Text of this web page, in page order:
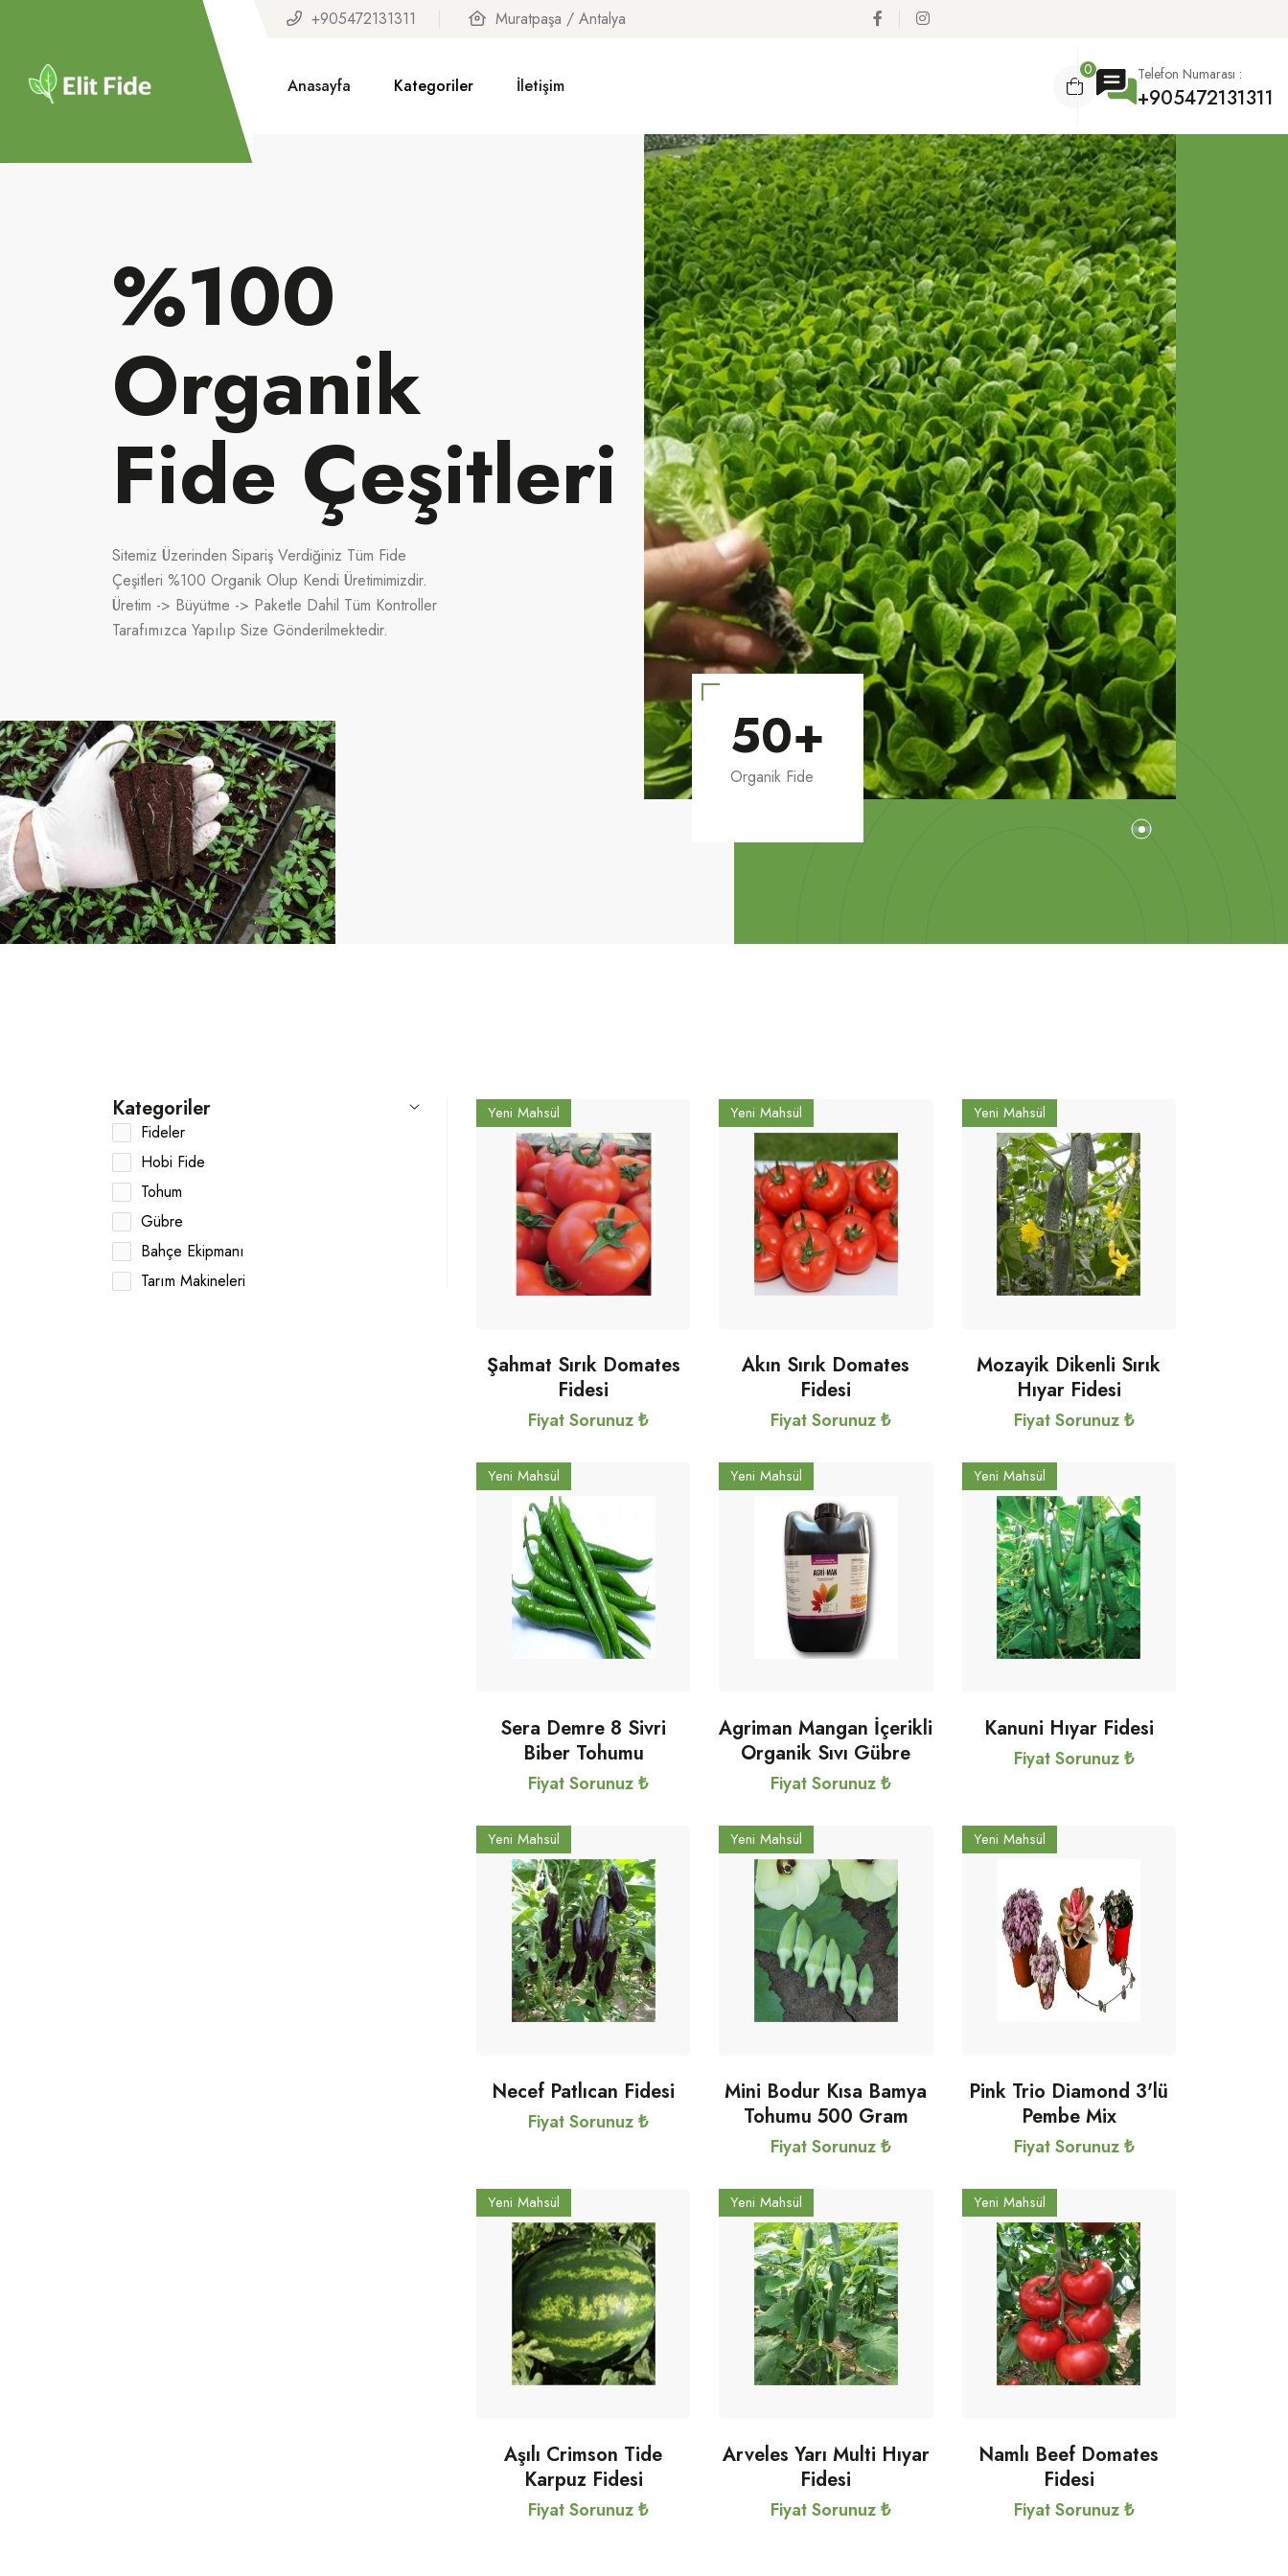
+905472131311 Muratpaşa / Antalya
Anasayfa Kategoriler İletişim
0 Telefon Numarası :
+905472131311
%100
Organik
Fide Çeşitleri
Sitemiz Üzerinden Sipariş Verdiğiniz Tüm Fide
Çeşitleri %100 Organik Olup Kendi Üretimimizdir.
Üretim -> Büyütme -> Paketle Dahil Tüm Kontroller
Tarafımızca Yapılıp Size Gönderilmektedir.
50+
Organik Fide
Kategoriler
Fideler
Hobi Fide
Tohum
Gübre
Bahçe Ekipmanı
Tarım Makineleri
Yeni Mahsül
Şahmat Sırık Domates
Fidesi
Fiyat Sorunuz ₺
Yeni Mahsül
Akın Sırık Domates
Fidesi
Fiyat Sorunuz ₺
Yeni Mahsül
Mozayik Dikenli Sırık
Hıyar Fidesi
Fiyat Sorunuz ₺
Yeni Mahsül
Sera Demre 8 Sivri
Biber Tohumu
Fiyat Sorunuz ₺
Yeni Mahsül
Agriman Mangan İçerikli
Organik Sıvı Gübre
Fiyat Sorunuz ₺
Yeni Mahsül
Kanuni Hıyar Fidesi
Fiyat Sorunuz ₺
Yeni Mahsül
Necef Patlıcan Fidesi
Fiyat Sorunuz ₺
Yeni Mahsül
Mini Bodur Kısa Bamya
Tohumu 500 Gram
Fiyat Sorunuz ₺
Yeni Mahsül
Pink Trio Diamond 3'lü
Pembe Mix
Fiyat Sorunuz ₺
Yeni Mahsül
Aşılı Crimson Tide
Karpuz Fidesi
Fiyat Sorunuz ₺
Yeni Mahsül
Arveles Yarı Multi Hıyar
Fidesi
Fiyat Sorunuz ₺
Yeni Mahsül
Namlı Beef Domates
Fidesi
Fiyat Sorunuz ₺